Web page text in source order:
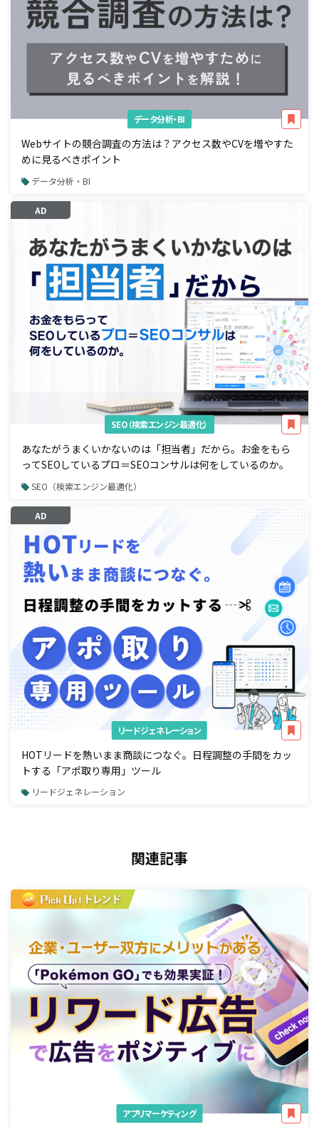
データ分析・BI
Webサイトの競合調査の方法は？アクセス数やCVを増やすた
めに見るべきポイント
データ分析・BI
AD
SEO（検索エンジン最適化）
あなたがうまくいかないのは「担当者」だから。お金をもら
ってSEOしているプロ＝SEOコンサルは何をしているのか。
SEO（検索エンジン最適化）
AD
リードジェネレーション
HOTリードを熱いまま商談につなぐ。日程調整の手間をカッ
トする「アポ取り専用」ツール
リードジェネレーション
関連記事
アプリマーケティング